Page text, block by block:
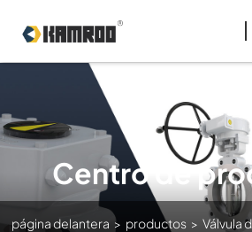
Centro de
página delantera > productos > Válvula